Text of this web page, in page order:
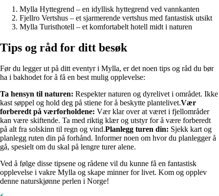
Mylla Hyttegrend – en idyllisk hyttegrend ved vannkanten
Fjellro Vertshus – et sjarmerende vertshus med fantastisk utsikt
Mylla Turisthotell – et komfortabelt hotell midt i naturen
Tips og råd for ditt besøk
Før du legger ut på ditt eventyr i Mylla, er det noen tips og råd du bør
ha i bakhodet for å få en best mulig opplevelse:
Ta hensyn til naturen: Respekter naturen og dyrelivet i området. Ikke
kast søppel og hold deg på stiene for å beskytte plantelivet.Vær
forberedt på værforholdene: Vær klar over at været i fjellområder
kan være skiftende. Ta med riktig klær og utstyr for å være forberedt
på alt fra solskinn til regn og vind.Planlegg turen din: Sjekk kart og
planlegg ruten din på forhånd. Informer noen om hvor du planlegger å
gå, spesielt om du skal på lengre turer alene.
Ved å følge disse tipsene og rådene vil du kunne få en fantastisk
opplevelse i vakre Mylla og skape minner for livet. Kom og opplev
denne naturskjønne perlen i Norge!